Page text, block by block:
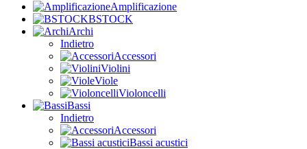
Amplificazione
BSTOCK
Archi
Indietro
Accessori
Violini
Viole
Violoncelli
Bassi
Indietro
Accessori
Bassi acustici